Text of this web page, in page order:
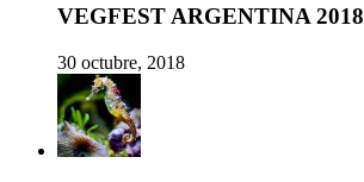
VEGFEST ARGENTINA 2018
30 octubre, 2018